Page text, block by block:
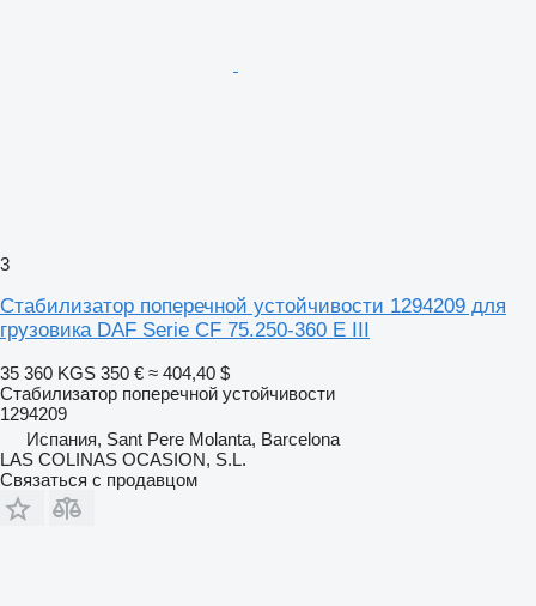
3
Стабилизатор поперечной устойчивости 1294209 для
грузовика DAF Serie CF 75.250-360 E III
35 360 KGS 350 € ≈ 404,40 $
Стабилизатор поперечной устойчивости
1294209
Испания, Sant Pere Molanta, Barcelona
LAS COLINAS OCASION, S.L.
Связаться с продавцом